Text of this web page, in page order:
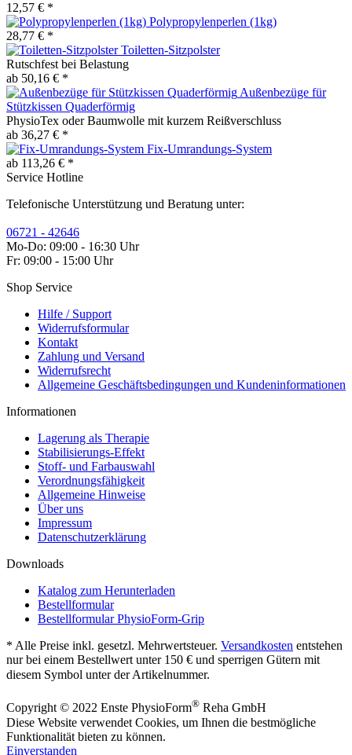
12,57 € *
Polypropylenperlen (1kg)
28,77 € *
Toiletten-Sitzpolster
Rutschfest bei Belastung
ab 50,16 € *
Außenbezüge für
Stützkissen Quaderförmig
PhysioTex oder Baumwolle mit kurzem Reißverschluss
ab 36,27 € *
Fix-Umrandungs-System
ab 113,26 € *
Service Hotline
Telefonische Unterstützung und Beratung unter:
06721 - 42646
Mo-Do: 09:00 - 16:30 Uhr
Fr: 09:00 - 15:00 Uhr
Shop Service
Hilfe / Support
Widerrufsformular
Kontakt
Zahlung und Versand
Widerrufsrecht
Allgemeine Geschäftsbedingungen und Kundeninformationen
Informationen
Lagerung als Therapie
Stabilisierungs-Effekt
Stoff- und Farbauswahl
Verordnungsfähigkeit
Allgemeine Hinweise
Über uns
Impressum
Datenschutzerklärung
Downloads
Katalog zum Herunterladen
Bestellformular
Bestellformular PhysioForm-Grip
* Alle Preise inkl. gesetzl. Mehrwertsteuer. Versandkosten entstehen
nur bei einem Bestellwert unter 150 € und sperrigen Gütern mit
diesem Symbol unter der Artikelnummer.
Copyright © 2022 Enste PhysioForm® Reha GmbH
Diese Website verwendet Cookies, um Ihnen die bestmögliche
Funktionalität bieten zu können.
Einverstanden